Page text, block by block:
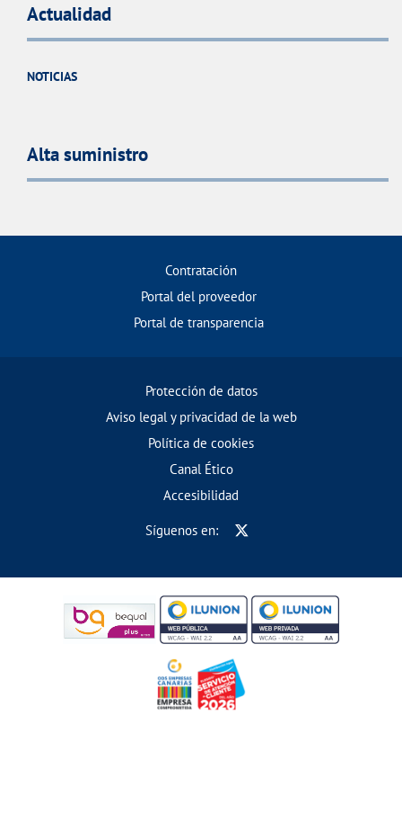
Actualidad
NOTICIAS
Alta suministro
Contratación
Portal del proveedor
Portal de transparencia
Protección de datos
Aviso legal y privacidad de la web
Política de cookies
Canal Ético
Accesibilidad
Síguenos en: